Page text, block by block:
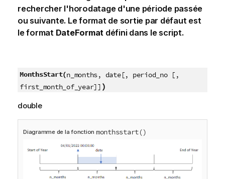
rechercher l'horodatage d'une période passée
ou suivante. Le format de sortie par défaut est
le format DateFormat défini dans le script.
MonthsStart(n_months, date[, period_no [,
first_month_of_year]] )
double
Diagramme de la fonction monthsstart()